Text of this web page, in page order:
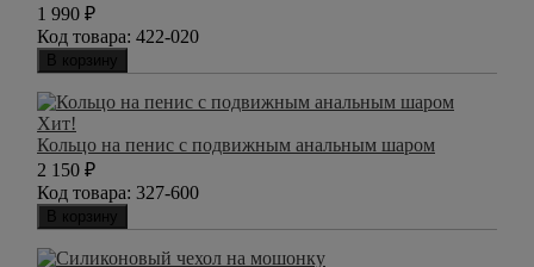
1 990 ₽
Код товара: 422-020
В корзину
Хит!
Кольцо на пенис с подвижным анальным шаром
2 150 ₽
Код товара: 327-600
В корзину